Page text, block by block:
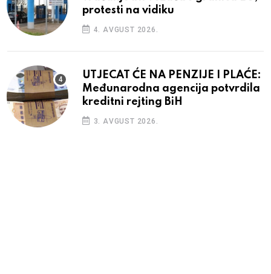
protesti na vidiku
4. AVGUST 2026.
UTJECAT ĆE NA PENZIJE I PLAĆE:
Međunarodna agencija potvrdila
kreditni rejting BiH
3. AVGUST 2026.